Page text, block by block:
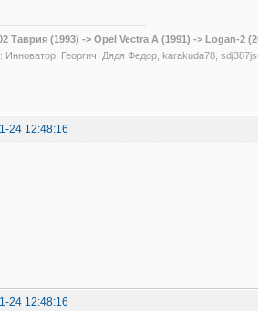
Таврия (1993) ->Opel Vectra A (1991) -> Logan-2
Инноватор, Георгич, Дядя Федор, karakuda78,
24 12:48:16
24 12:48:16